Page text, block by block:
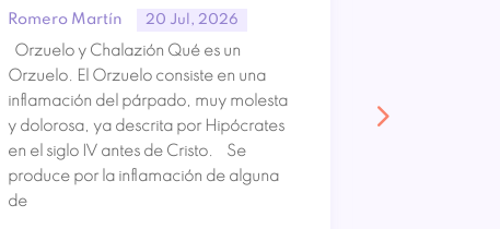
Romero Martín 20 Jul, 2026
Orzuelo y Chalazión Qué es un
Orzuelo. El Orzuelo consiste en una
inflamación del párpado, muy molesta
y dolorosa, ya descrita por Hipócrates
en el siglo IV antes de Cristo. Se
produce por la inflamación de alguna
de